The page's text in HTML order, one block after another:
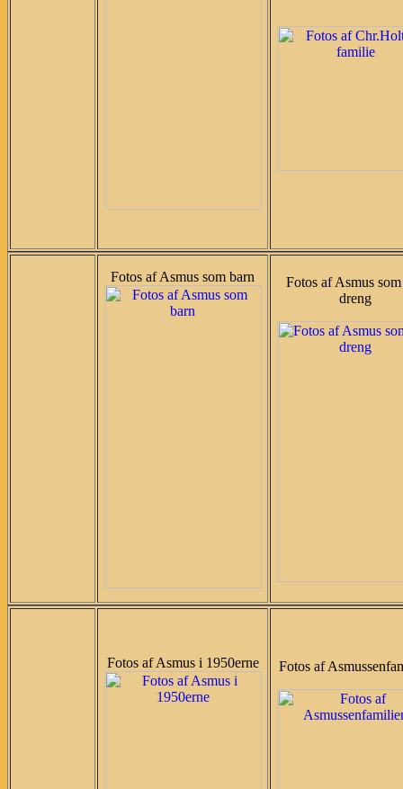
Fotos af Asmus som barn
Fotos af Asmus
dreng
Fotos af Asmus i 1950erne Fotos af